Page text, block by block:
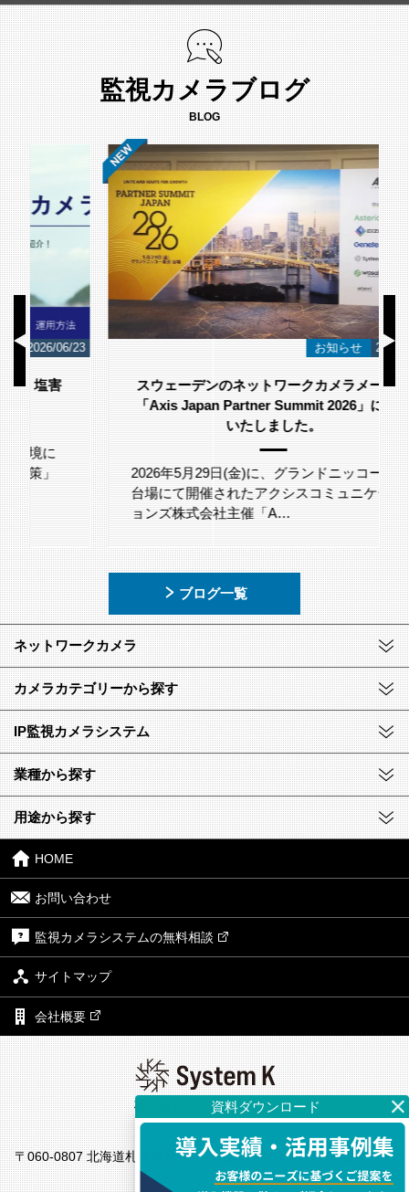
監視カメラブログ
BLOG
23 2026/06/12
スウェーデンのネットワークカメラメーカー
「Axis Japan Partner Summit 2026」に参加
いたしました。
2026年5月29日(金)に、グランドニッコー東京
台場にて開催されたアクシスコミュニケーシ
ョンズ株式会社主催「A…
ブログ一覧
ネットワークカメラ
カメラカテゴリーから探す
IP監視カメラシステム
業種から探す
用途から探す
HOME
お問い合わせ
監視カメラシステムの無料相談
サイトマップ
会社概要
株式会社システム・ケイ
本社
〒060-0807 北海道札幌市北区北7条西4丁目1番地2 KDX札幌ビル7